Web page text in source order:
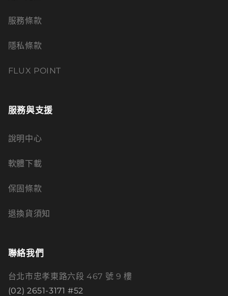
服務條款
隱私條款
FLUX POINT
服務與支援
說明中心
軟體下載
保固條款
退換貨須知
聯絡我們
台北市忠孝東路六段 467 號 9 樓
(02) 2651-3171 #52